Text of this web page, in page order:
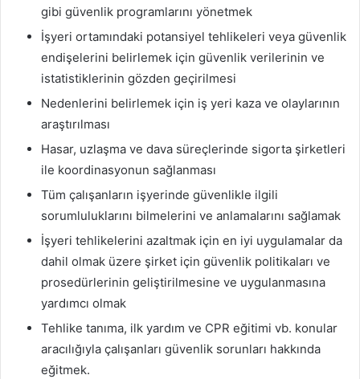
gibi güvenlik programlarını yönetmek
İşyeri ortamındaki potansiyel tehlikeleri veya güvenlik
endişelerini belirlemek için güvenlik verilerinin ve
istatistiklerinin gözden geçirilmesi
Nedenlerini belirlemek için iş yeri kaza ve olaylarının
araştırılması
Hasar, uzlaşma ve dava süreçlerinde sigorta şirketleri
ile koordinasyonun sağlanması
Tüm çalışanların işyerinde güvenlikle ilgili
sorumluluklarını bilmelerini ve anlamalarını sağlamak
İşyeri tehlikelerini azaltmak için en iyi uygulamalar da
dahil olmak üzere şirket için güvenlik politikaları ve
prosedürlerinin geliştirilmesine ve uygulanmasına
yardımcı olmak
Tehlike tanıma, ilk yardım ve CPR eğitimi vb. konular
aracılığıyla çalışanları güvenlik sorunları hakkında
eğitmek.